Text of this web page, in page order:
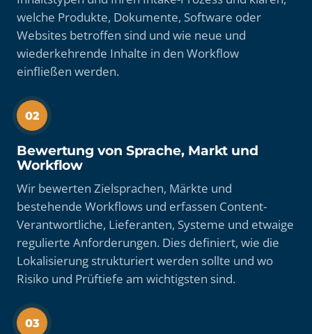
welche Produkte, Dokumente, Software oder
Websites betroffen sind und wie neue und
wiederkehrende Inhalte in den Workflow
einfließen werden.
02
Bewertung von Sprache, Markt und
Workflow
Wir bewerten Zielsprachen, Märkte und
bestehende Workflows und erfassen Content-
Verantwortliche, Lieferanten, Systeme und etwaige
regulierte Anforderungen. Dies definiert, wie die
Lokalisierung strukturiert werden sollte und wo
Risiko und Prüftiefe am wichtigsten sind.
03